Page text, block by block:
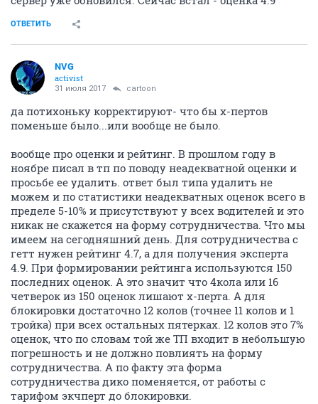
ОТВЕТИТЬ
NVG
activist
31 июля 2017 cartoon
да потихоньку корректируют- что бы х-пертов
поменьше было...или вообще не было.
вообще про оценки и рейтинг. В прошлом году в
ноябре писал в тп по поводу неадекватной оценки и
просьбе ее удалить. ответ был типа удалить не
можем и по статистики неадекватных оценок всего в
пределе 5-10% и присутствуют у всех водителей и это
никак не скажется на форму сотрудничества. Что мы
имеем на сегодняшний день. Для сотрудничества с
гетт нужен рейтинг 4.7, а для получения эксперта
4.9. При формировании рейтинга используются 150
последних оценок. А это значит что 4кола или 16
четверок из 150 оценок лишают х-перта. А для
блокировки достаточно 12 колов (точнее 11 колов и 1
тройка) при всех остальных пятерках. 12 колов это 7%
оценок, что по словам той же ТП входит в небольшую
погрешность и не должно повлиять на форму
сотрудничества. А по факту эта форма
сотрудничества дико поменяется, от работы с
тарифом экчперт до блокировки.